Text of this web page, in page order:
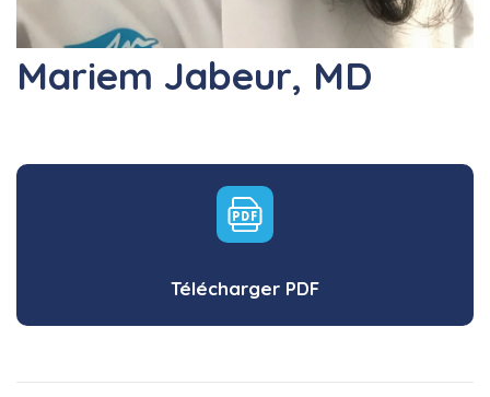
Mariem Jabeur, MD
Télécharger PDF